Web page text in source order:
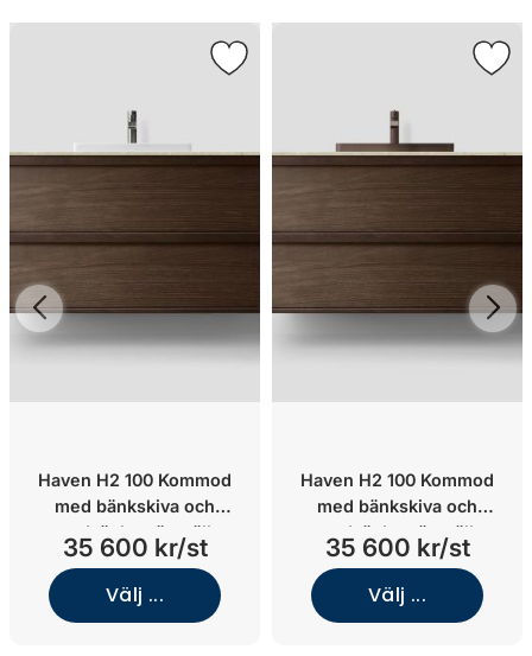
Haven H2 100 Kommod
med bänkskiva och
nedsänkt tvättställ
(Smoked Oak Wood/Stone
Select Grey/Vit solid
surface)
35 600 kr/st
Välj ...
Haven H2 100 Kommod
med bänkskiva och
nedsänkt tvättställ
(Smoked Oak Wood/Jura
Select Ivory/Brons)
35 600 kr/st
Välj ...